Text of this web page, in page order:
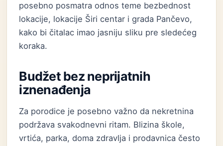
posebno posmatra odnos teme bezbednost
lokacije, lokacije Širi centar i grada Pančevo,
kako bi čitalac imao jasniju sliku pre sledećeg
koraka.
Budžet bez neprijatnih
iznenađenja
Za porodice je posebno važno da nekretnina
podržava svakodnevni ritam. Blizina škole,
vrtića, parka, doma zdravlja i prodavnica često